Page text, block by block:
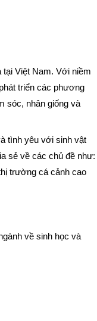
Việt Nam. Với niềm
triển các phương
sóc, nhân giống và
tình yêu với sinh vật
sẻ về các chủ đề như:
trường cá cảnh cao
về sinh học và